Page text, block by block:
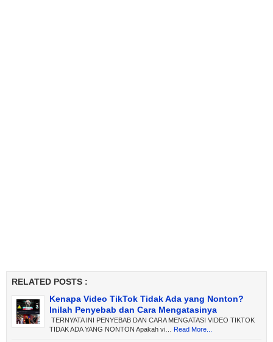
RELATED POSTS :
Kenapa Video TikTok Tidak Ada yang Nonton?
Inilah Penyebab dan Cara Mengatasinya
TERNYATA INI PENYEBAB DAN CARA MENGATASI VIDEO TIKTOK
TIDAK ADA YANG NONTON Apakah vi…
Read More...